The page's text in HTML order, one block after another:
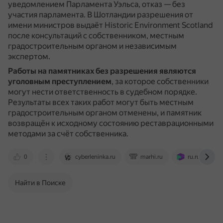
уведомлением Парламента Уэльса, отказ — без
участия парламента. В Шотландии разрешения от
имени министров выдаёт Historic Environment Scotland
после консультаций с собственником, местным
градостроительным органом и независимым
экспертом.
Работы на памятниках без разрешения являются
уголовным преступлением, за которое собственники
могут нести ответственность в судебном порядке.
Результаты всех таких работ могут быть местным
градостроительным органом отменены, и памятник
возвращён к исходному состоянию реставрационными
методами за счёт собственника.
0 cyberleninka.ru marhi.ru ru.ruwiki.ru
Найти в Поиске